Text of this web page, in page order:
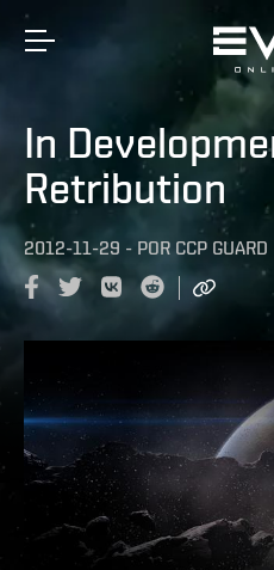
In
Retribution
2012-11-29 - POR CCP GUARD